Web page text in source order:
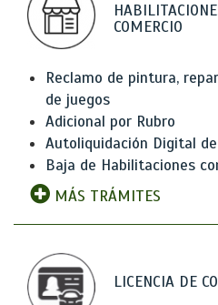
COMERCIO
Reclamo de pintura,
de juegos
Adicional por Rubro
Autoliquidación Digital
Baja de Habilitaciones
MÁS TRÁMITES
LICENCIA DE